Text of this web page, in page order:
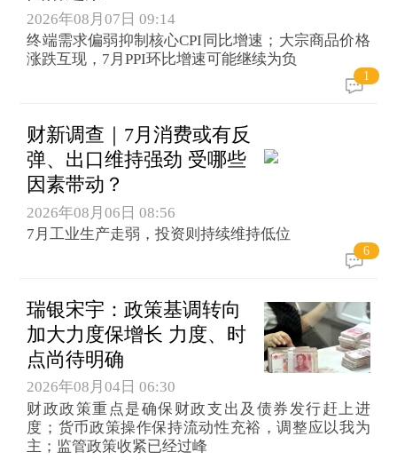
2026年08月07日 09:14
终端需求偏弱抑制核心CPI同比增速；大宗商品价格
涨跌互现，7月PPI环比增速可能继续为负
1
财新调查｜7月消费或有反
弹、出口维持强劲 受哪些
因素带动？
2026年08月06日 08:56
7月工业生产走弱，投资则持续维持低位
6
瑞银宋宇：政策基调转向
加大力度保增长 力度、时
点尚待明确
2026年08月04日 06:30
财政政策重点是确保财政支出及债券发行赶上进
度；货币政策操作保持流动性充裕，调整应以我为
主；监管政策收紧已经过峰